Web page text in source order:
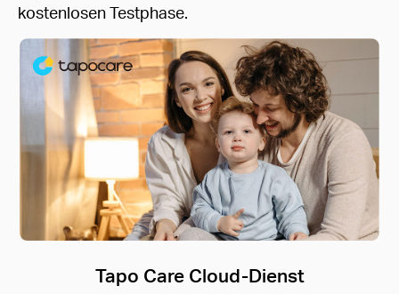
kostenlosen Testphase.
Lokale microSD-Speicherung